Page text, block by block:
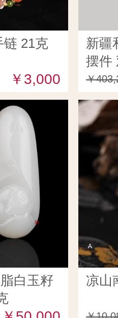
链 21克
￥3,000
新疆
摆件
￥
白玉籽
凉山